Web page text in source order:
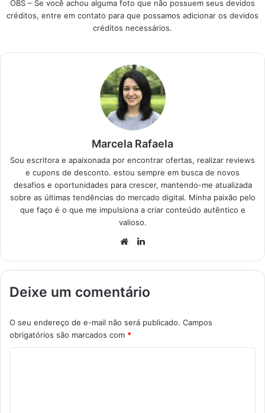
OBS – Se você achou alguma foto que não possuem seus devidos
créditos, entre em contato para que possamos adicionar os devidos
créditos necessários.
Marcela Rafaela
Sou escritora e apaixonada por encontrar ofertas, realizar reviews
e cupons de desconto. estou sempre em busca de novos
desafios e oportunidades para crescer, mantendo-me atualizada
sobre as últimas tendências do mercado digital. Minha paixão pelo
que faço é o que me impulsiona a criar conteúdo autêntico e
valioso.
Website
Deixe um comentário
O seu endereço de e-mail não será publicado. Campos
obrigatórios são marcados com *